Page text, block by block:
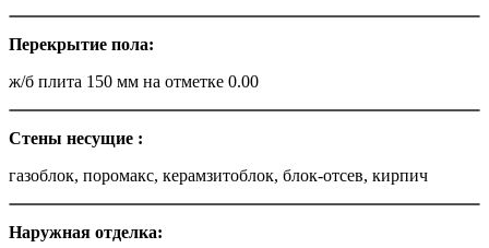
Перекрытие пола:
ж/б плита 150 мм на отметке 0.00
Стены несущие :
газоблок, поромакс, керамзитоблок, блок-отсев, кирпич
Наружная отделка: